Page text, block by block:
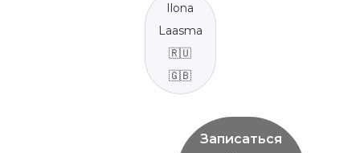
Ilona
Laasma
🇷🇺
🇬🇧
Записаться